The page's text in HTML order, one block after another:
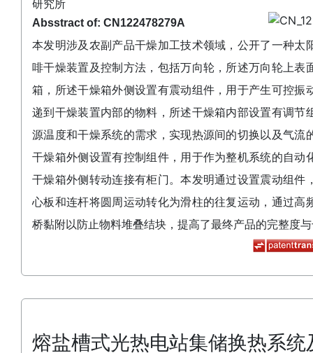
研究所
Absstract of: CN122478279A
本发明涉及农副产品干燥加工技术领域，公开了一种太
啡干燥装置及控制方法，包括万向轮，所述万向轮上表
箱，所述干燥箱外侧设置有震动组件，用于产生可控振
递到干燥装置内部的物料，所述干燥箱内部设置有调节
源温度和干燥系统的需求，实现热源间的切换以及气流
干燥箱外侧设置有控制组件，用于作为整机系统的自动
干燥箱外侧转动连接有柜门。本发明通过设置震动组件
心板和连杆将圆周运动转化为滑柱的往复运动，通过高
桥黏附以防止物料堆叠结块，提高了最终产品的完整度
熔盐槽式光热电站集储换热系统